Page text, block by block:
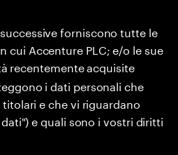
forniscono tutte le
cui Accenture PLC; e/o le sue
recentemente acquisite
i dati personali che
e che vi riguardano
e quali sono i vostri diritti